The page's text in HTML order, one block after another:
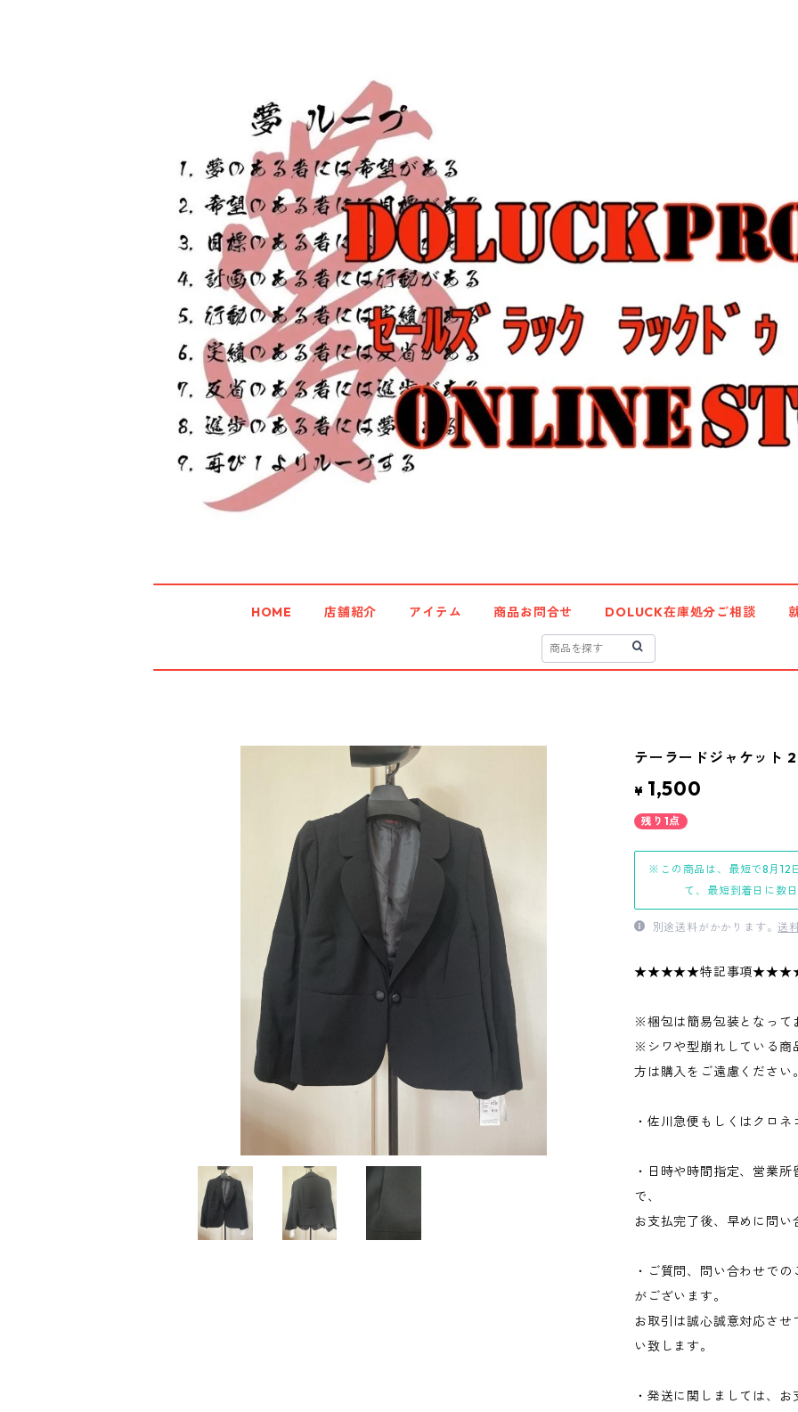
HOME 店舗紹介 アイテム 商品お問合せ DOLUCK在庫処分ご相談
テーラードジャケッ
¥ 1,500
残り1点
※この商品は、最短で8月12
て、最短到着日に数
別途送料がかかります。送
★★★★★特記事項
※梱包は簡易包装となって
※シワや型崩れしている商
方は購入をご遠慮ください。
・佐川急便もしくはクロネ
・日時や時間指定、営業
で、
お支払完了後、早めに問い
・ご質問、問い合わせで
がございます。
お取引は誠心誠意対応さ
い致します。
・発送に関しましては、